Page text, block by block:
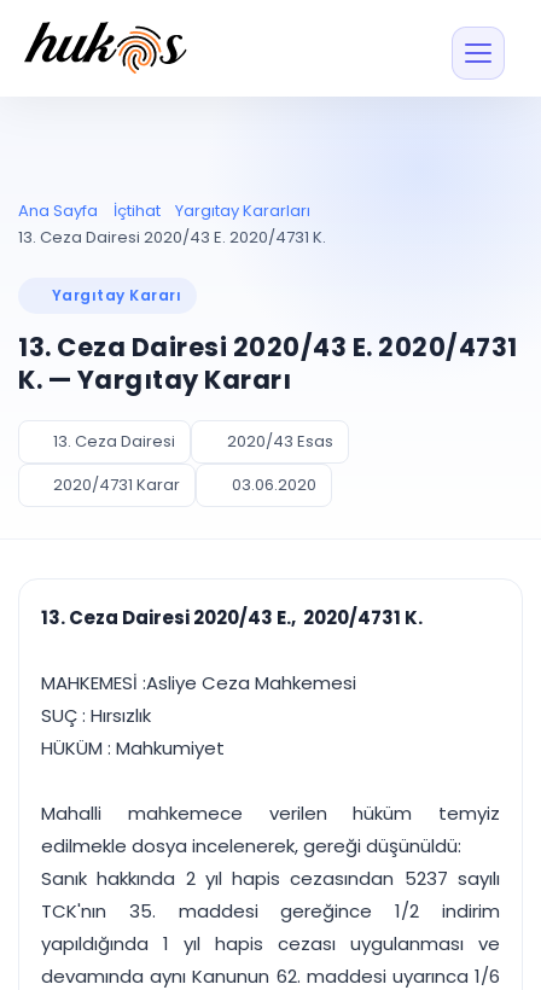
Entegrasyonu
UYAP ile otomatik
UYAP Evrak
Entegrasyonu
UETS Entegrasyonu
Tebligatları anında
görün
Kişiler ve
Müvekkil ve taraf
PLANLAMA & TAKİP
Pano ve Takip
Duruşma ve görev
takvimi
Bildirim
Süreleri asla kaçırmayın
takibi
Tek panelde uçtan uca yönetim
Tüm özellikleri inceleyin Ücretsiz Başlayın
Blog
Ücretsiz Başlayın
Ana Sayfa İçtihat
Yargıtay Kararları
13. Ceza Dairesi 2020/43 E. 2020/4731 K.
Yargıtay Kararı
13. Ceza Dairesi 2020/43 E. 2020/4731
K. — Yargıtay Kararı
13. Ceza Dairesi
2020/43 Esas
2020/4731 Karar
03.06.2020
13. Ceza Dairesi 2020/43 E., 2020/4731 K.
MAHKEMESİ :Asliye Ceza Mahkemesi
SUÇ : Hırsızlık
HÜKÜM : Mahkumiyet
Mahalli mahkemece verilen hüküm temyiz
edilmekle dosya incelenerek, gereği düşünüldü:
Sanık hakkında 2 yıl hapis cezasından 5237 sayılı
TCK'nın 35. maddesi gereğince 1/2 indirim
yapıldığında 1 yıl hapis cezası uygulanması ve
devamında aynı Kanunun 62. maddesi uyarınca 1/6